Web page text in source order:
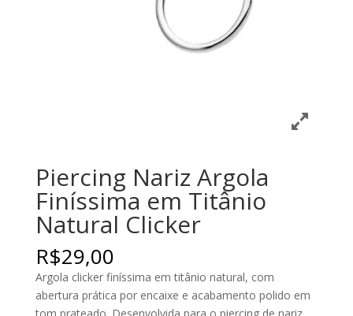
Piercing Nariz Argola
Finíssima em Titânio
Natural Clicker
R$29,00
Argola clicker finíssima em titânio natural, com
abertura prática por encaixe e acabamento polido em